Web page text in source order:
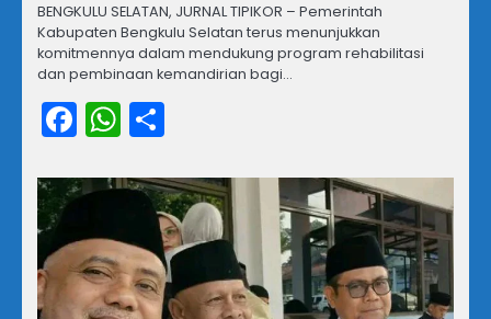
BENGKULU SELATAN, JURNAL TIPIKOR – Pemerintah
Kabupaten Bengkulu Selatan terus menunjukkan
komitmennya dalam mendukung program rehabilitasi
dan pembinaan kemandirian bagi…
Facebook
WhatsApp